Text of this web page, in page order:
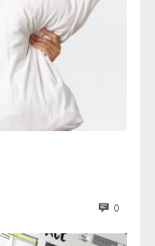
0